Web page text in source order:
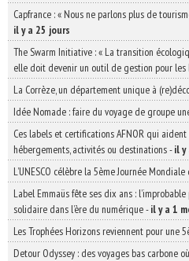
Capfrance : « Nous ne parlons plus de
il y a 25 jours
The Swarm Initiative : « La transition
elle doit devenir un outil de gestion pour les
La Corrèze, un département unique à
Idée Nomade : faire du voyage de groupe
Ces labels et certifications AFNOR qui
hébergements, activités ou destinations-il y
L’UNESCO célèbre la 5ème Journée
Label Emmaüs fête ses dix ans :
solidaire dans l’ère du numérique-il y a 1
Les Trophées Horizons reviennent pour une
Detour Odyssey : des voyages bas carbone